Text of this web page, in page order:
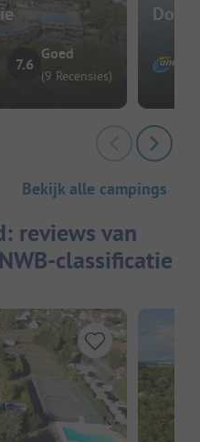
7.6
Goed
(9 Recensies)
Bekijk alle campings
reviews van
classificatie